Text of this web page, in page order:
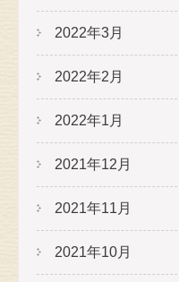
2022年3月
2022年2月
2022年1月
2021年12月
2021年11月
2021年10月